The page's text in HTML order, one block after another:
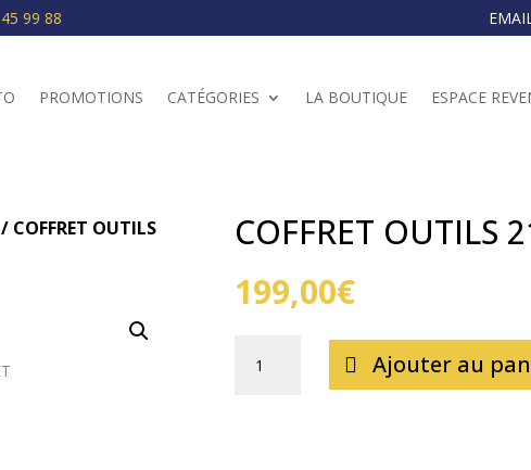
99 88
PROMOTIONS CATÉGORIES LA BOUTIQUE ESPACE
/ COFFRET OUTILS
COFFRET OUTILS
199,00€
Ajouter au